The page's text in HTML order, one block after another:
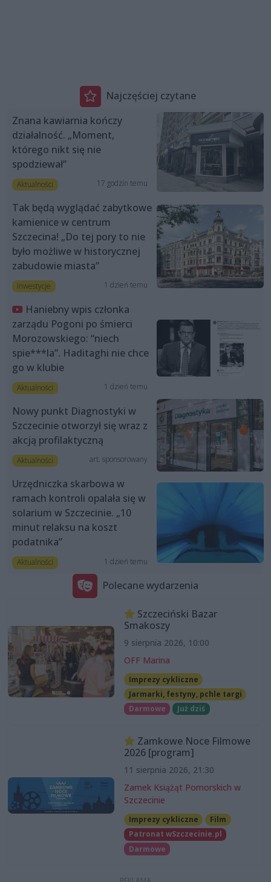
Najczęściej czytane
Znana kawiarnia kończy
działalność. „Moment,
którego nikt się nie
spodziewał”
Aktualności 17 godzin temu
Tak będą wyglądać zabytkowe
kamienice w centrum
Szczecina! „Do tej pory to nie
było możliwe w historycznej
zabudowie miasta”
Inwestycje 1 dzień temu
Haniebny wpis członka
zarządu Pogoni po śmierci
Morozowskiego: “niech
spie***la”. Haditaghi nie chce
go w klubie
Aktualności 1 dzień temu
Nowy punkt Diagnostyki w
Szczecinie otworzył się wraz z
akcją profilaktyczną
Aktualności art. sponsorowany
Urzędniczka skarbowa w
ramach kontroli opalała się w
solarium w Szczecinie. „10
minut relaksu na koszt
podatnika”
Aktualności 1 dzień temu
Polecane wydarzenia
Szczeciński Bazar
Smakoszy
9 sierpnia 2026, 10:00
OFF Marina
Imprezy cykliczne
Jarmarki, festyny, pchle targi
Darmowe
Już dziś
Zamkowe Noce Filmowe
2026 [program]
11 sierpnia 2026, 21:30
Zamek Książąt Pomorskich w
Szczecinie
Imprezy cykliczne
Film
Patronat wSzczecinie.pl
Darmowe